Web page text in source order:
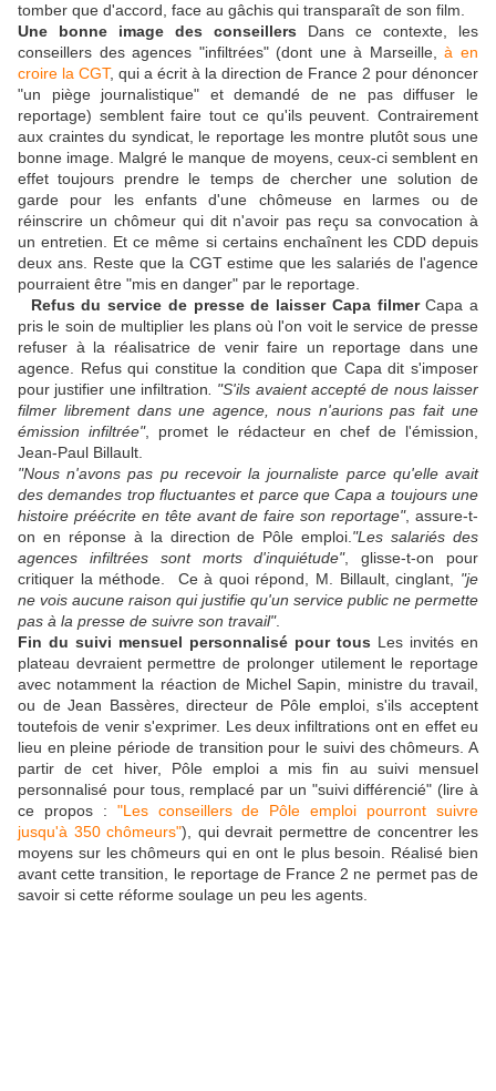
tomber que d'accord, face au gâchis qui transparaît de son film.
Une bonne image des conseillers Dans ce contexte, les
conseillers des agences "infiltrées" (dont une à Marseille,à en
croire la CGT, qui a écrit à la direction de France 2 pour dénoncer
"un piège journalistique" et demandé de ne pas diffuser le
reportage) semblent faire tout ce qu'ils peuvent. Contrairement
aux craintes du syndicat, le reportage les montre plutôt sous une
bonne image. Malgré le manque de moyens, ceux-ci semblent en
effet toujours prendre le temps de chercher une solution de
garde pour les enfants d'une chômeuse en larmes ou de
réinscrire un chômeur qui dit n'avoir pas reçu sa convocation à
un entretien. Et ce même si certains enchaînent les CDD depuis
deux ans. Reste que la CGT estime que les salariés de l'agence
pourraient être "mis en danger" par le reportage.
Refus du service de presse de laisser Capa filmerCapa a
pris le soin de multiplier les plans où l'on voit le service de presse
refuser à la réalisatrice de venir faire un reportage dans une
agence. Refus qui constitue la condition que Capa dit s'imposer
pour justifier une infiltration . "S'ils avaient accepté de nous laisser
filmer librement dans une agence, nous n'aurions pas fait une
émission infiltrée", promet le rédacteur en chef de l'émission,
Jean-Paul Billault.
"Nous n'avons pas pu recevoir la journaliste parce qu'elle avait
des demandes trop fluctuantes et parce que Capa a toujours une
histoire préécrite en tête avant de faire son reportage", assure-t-
on en réponse à la direction de Pôle emploi. "Les salariés des
agences infiltrées sont morts d'inquiétude", glisse-t-on pour
critiquer la méthode.
Ce à quoi répond, M. Billault, cinglant, "je
ne vois aucune raison qui justifie qu'un service public ne permette
pas à la presse de suivre son travail".
Fin du suivi mensuel personnalisé pour tous Les invités en
plateau devraient permettre de prolonger utilement le reportage
avec notamment la réaction de Michel Sapin, ministre du travail,
ou de Jean Bassères, directeur de Pôle emploi, s'ils acceptent
toutefois de venir s'exprimer. Les deux infiltrations ont en effet eu
lieu en pleine période de transition pour le suivi des chômeurs. A
partir de cet hiver, Pôle emploi a mis fin au suivi mensuel
personnalisé pour tous, remplacé par un "suivi différencié" (lire à
ce propos : "Les conseillers de Pôle emploi pourront suivre
jusqu'à 350 chômeurs"), qui devrait permettre de concentrer les
moyens sur les chômeurs qui en ont le plus besoin. Réalisé bien
avant cette transition, le reportage de France 2 ne permet pas de
savoir si cette réforme soulage un peu les agents.